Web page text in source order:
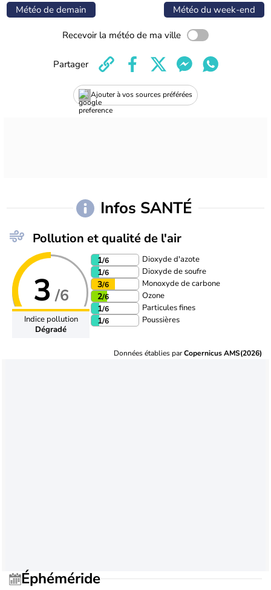
Météo de demain Météo du week-end
Recevoir la météo de ma ville
Ajouter à vos sources préférées
Partager
Infos SANTÉ
Pollution et qualité de l'air
3 /6
Indice pollution
Dégradé
1/6 Dioxyde d'azote
1/6 Dioxyde de soufre
3/6 Monoxyde de carbone
2/6 Ozone
1/6 Particules fines
1/6 Poussières
Données établies parCopernicus AMS(2026)
Éphéméride